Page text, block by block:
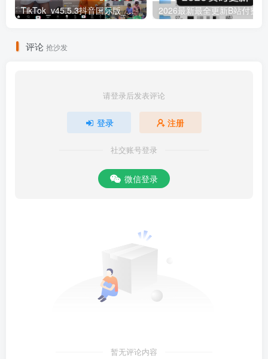
TikTok_v45.5.3抖音国际版_免拔卡解锁全球版
评论 抢沙发
请登录后发表评论
登录 注册
社交账号登录
微信登录
暂无评论内容